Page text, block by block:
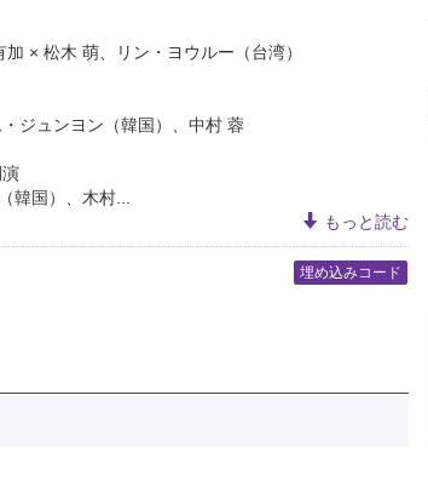
× 松木 萌、リン・ヨウルー（台湾）
ジュンヨン（韓国）、中村 蓉
韓国）、木村...
もっと読む
埋め込みコード